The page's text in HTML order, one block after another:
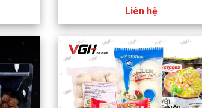
Liên hệ